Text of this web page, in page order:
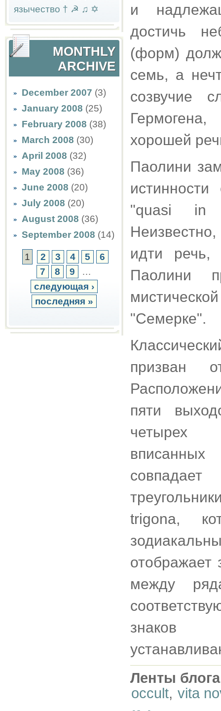
язычество † ☭ ♫ ✡
MONTHLY
ARCHIVE
December 2007 (3)
January 2008 (25)
February 2008 (38)
March 2008 (30)
April 2008 (32)
May 2008 (36)
June 2008 (20)
July 2008 (20)
August 2008 (36)
September 2008 (14)
1 2 3 4 5
6
7
8 9
…
следующая ›
последняя »
и
достичь
(форм)
семь, а
созвучие
хорошей
Паолини
"quasi in
идти речь,
Паолини
"Семерке".
призван
пяти
четырех
trigona,
отображает
между
знаков
Ленты
occult, vita